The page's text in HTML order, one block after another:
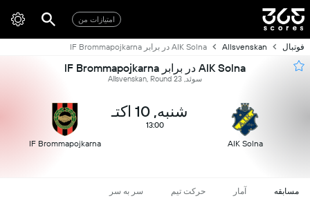
امتیازات من
فوتبال Allsvenskan AIK Solna در برابر IF Brommapojkarna
AIK Solna در برابر IF Brommapojkarna
سوئد, Allsvenskan, Round 23
AIK Solna
شنبه, 10 اکتـ
13:00
IF Brommapojkarna
مسابقه آمار حرکت تیم سر به سر